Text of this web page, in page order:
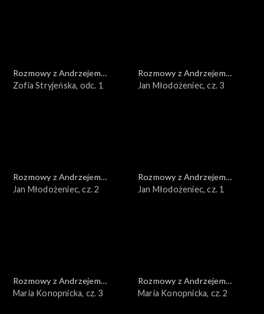
Rozmowy z Andrzejem
Doboszem
Zofia Stryjeńska, odc. 1
Rozmowy z Andrzejem
Doboszem
Jan Młodożeniec, cz. 3
Rozmowy z Andrzejem
Doboszem
Jan Młodożeniec, cz. 2
Rozmowy z Andrzejem
Doboszem
Jan Młodożeniec, cz. 1
Rozmowy z Andrzejem
Doboszem
Maria Konopnicka, cz. 3
Rozmowy z Andrzejem
Doboszem
Maria Konopnicka, cz. 2